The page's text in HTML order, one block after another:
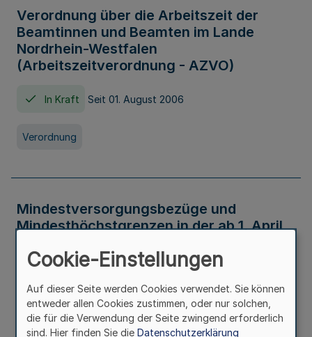
Verordnung über die Arbeitszeit der
Beamtinnen und Beamten im Lande
Nordrhein-Westfalen
(Arbeitszeitverordnung - AZVO)
In Kraft Seit 01. August 2006
Verordnung
Mindestversorgungsbezüge und
Mindesthöchstgrenzen in der ab 1. April
Verwaltungsvorschrift
Cookie-Einstellungen
Auf dieser Seite werden Cookies verwendet. Sie können
entweder allen Cookies zustimmen, oder nur solchen,
die für die Verwendung der Seite zwingend erforderlich
sind. Hier finden Sie die Datenschutzerklärung